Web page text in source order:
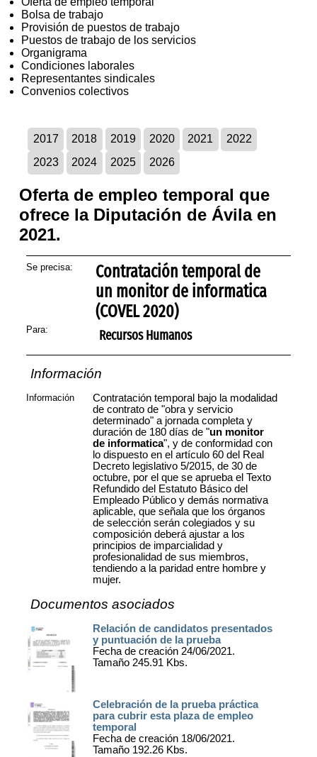
Bolsa de trabajo
Provisión de puestos de trabajo
Puestos de trabajo de los servicios
Organigrama
Condiciones laborales
Representantes sindicales
Convenios colectivos
2017 2018 2019 2020 2021
2022
2023
2024 2025 2026
Oferta de empleo temporal que
ofrece la Diputación de Ávila en
2021.
Se precisa:
Contratación temporal de
un monitor de informatica
(COVEL 2020)
Para: Recursos Humanos
Información
Información
Contratación temporal bajo la modalidad
de contrato de "obra y servicio
determinado" a jornada completa y
duración de 180 días de "un monitor
de informatica", y de conformidad con
lo dispuesto en el artículo 60 del Real
Decreto legislativo 5/2015, de 30 de
octubre, por el que se aprueba el Texto
Refundido del Estatuto Básico del
Empleado Público y demás normativa
aplicable, que señala que los órganos
de selección serán colegiados y su
composición deberá ajustar a los
principios de imparcialidad y
profesionalidad de sus miembros,
tendiendo a la paridad entre hombre y
mujer.
Documentos asociados
Relación de candidatos presentados
y puntuación de la prueba
Fecha de creación 24/06/2021.
Tamaño 245.91 Kbs.
Celebración de la prueba práctica
para cubrir esta plaza de empleo
temporal
Fecha de creación 18/06/2021.
Tamaño 192.26 Kbs.